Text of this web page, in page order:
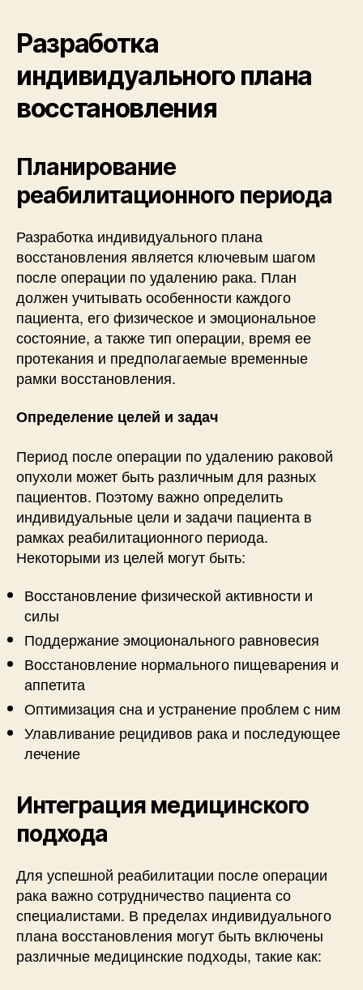
Разработка
индивидуального плана
восстановления
Планирование
реабилитационного периода
Разработка индивидуального плана
восстановления является ключевым шагом
после операции по удалению рака. План
должен учитывать особенности каждого
пациента, его физическое и эмоциональное
состояние, а также тип операции, время ее
протекания и предполагаемые временные
рамки восстановления.
Определение целей и задач
Период после операции по удалению раковой
опухоли может быть различным для разных
пациентов. Поэтому важно определить
индивидуальные цели и задачи пациента в
рамках реабилитационного периода.
Некоторыми из целей могут быть:
Восстановление физической активности и
силы
Поддержание эмоционального равновесия
Восстановление нормального пищеварения и
аппетита
Оптимизация сна и устранение проблем с ним
Улавливание рецидивов рака и последующее
лечение
Интеграция медицинского
подхода
Для успешной реабилитации после операции
рака важно сотрудничество пациента со
специалистами. В пределах индивидуального
плана восстановления могут быть включены
различные медицинские подходы, такие как: